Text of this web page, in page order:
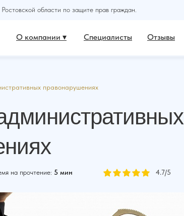
Отзывы
О компании ▾ Специалисты
области по защите прав граждан.
на прочтение: 5 мин 4.7/5
правонарушениях